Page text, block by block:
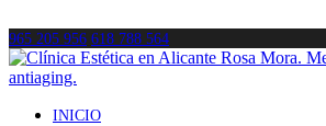
965 205 956 618 788 564
INICIO